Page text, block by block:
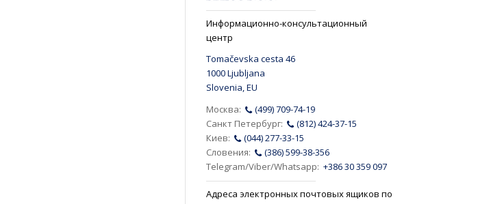
Информационно-консультационный
центр
Tomačevska cesta 46
1000 Ljubljana
Slovenia, EU
Москва:
(499) 709-74-19
Санкт Петербург:
(812) 424-37-15
Киев:
(044) 277-33-15
Словения:
(386) 599-38-356
Telegram/Viber/Whatsapp: +386 30 359 097
Адреса электронных почтовых ящиков по